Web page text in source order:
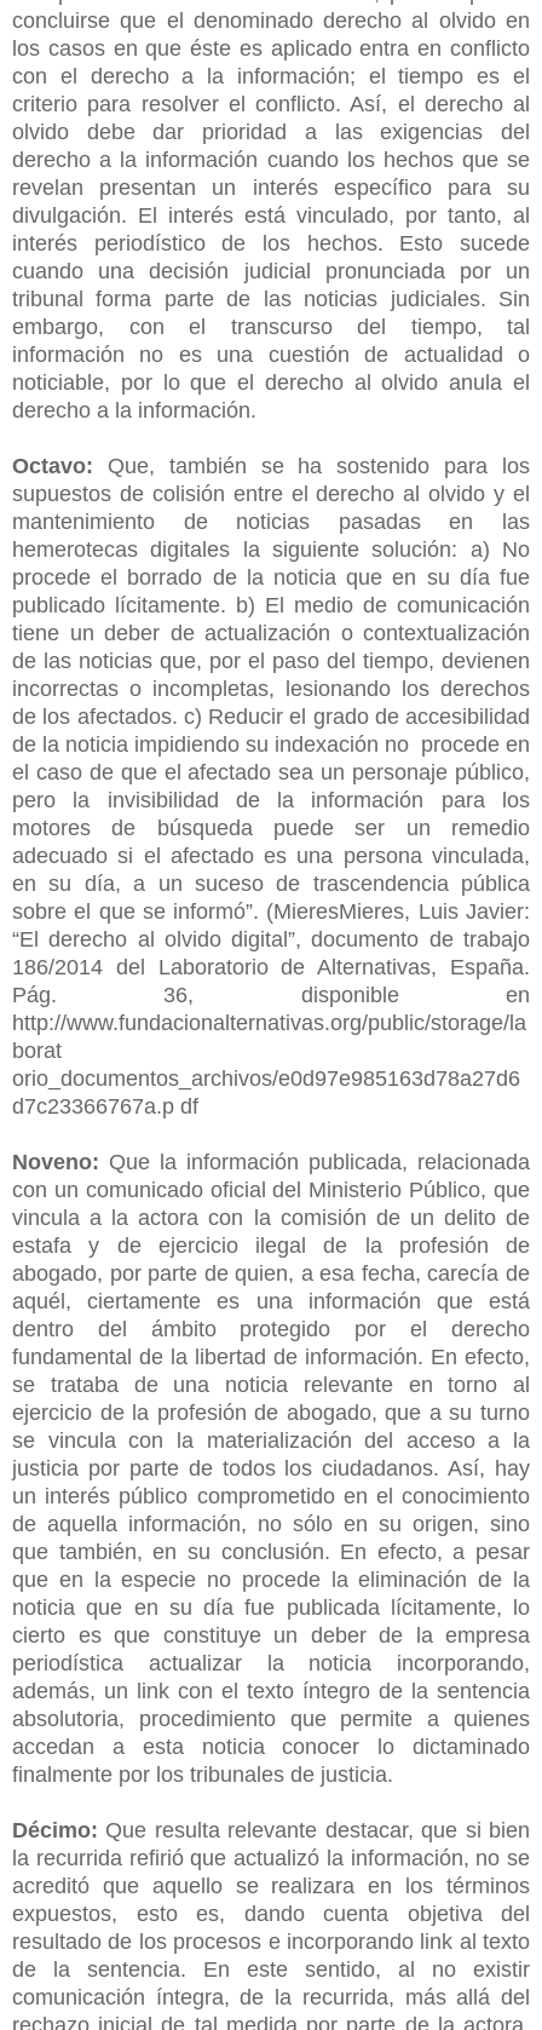
concluirse que el denominado derecho al olvido en
los casos en que éste es aplicado entra en conflicto
con el derecho a la información; el tiempo es el
criterio para resolver el conflicto. Así, el derecho al
olvido debe dar prioridad a las exigencias del
derecho a la información cuando los hechos que se
revelan presentan un interés específico para su
divulgación. El interés está vinculado, por tanto, al
interés periodístico de los hechos. Esto sucede
cuando una decisión judicial pronunciada por un
tribunal forma parte de las noticias judiciales. Sin
embargo, con el transcurso del tiempo, tal
información no es una cuestión de actualidad o
noticiable, por lo que el derecho al olvido anula el
derecho a la información.
Octavo: Que, también se ha sostenido para los
supuestos de colisión entre el derecho al olvido y el
mantenimiento de noticias pasadas en las
hemerotecas digitales la siguiente solución: a) No
procede el borrado de la noticia que en su día fue
publicado lícitamente. b) El medio de comunicación
tiene un deber de actualización o contextualización
de las noticias que, por el paso del tiempo, devienen
incorrectas o incompletas, lesionando los derechos
de los afectados. c) Reducir el grado de accesibilidad
de la noticia impidiendo su indexación no procede en
el caso de que el afectado sea un personaje público,
pero la invisibilidad de la información para los
motores de búsqueda puede ser un remedio
adecuado si el afectado es una persona vinculada,
en su día, a un suceso de trascendencia pública
sobre el que se informó”. (MieresMieres, Luis Javier:
“El derecho al olvido digital”, documento de trabajo
186/2014 del Laboratorio de Alternativas, España.
Pág. 36, disponible en
http://www.fundacionalternativas.org/public/storage/la
borat
orio_documentos_archivos/e0d97e985163d78a27d6
d7c23366767a.p df
Noveno: Que la información publicada, relacionada
con un comunicado oficial del Ministerio Público, que
vincula a la actora con la comisión de un delito de
estafa y de ejercicio ilegal de la profesión de
abogado, por parte de quien, a esa fecha, carecía de
aquél, ciertamente es una información que está
dentro del ámbito protegido por el derecho
fundamental de la libertad de información. En efecto,
se trataba de una noticia relevante en torno al
ejercicio de la profesión de abogado, que a su turno
se vincula con la materialización del acceso a la
justicia por parte de todos los ciudadanos. Así, hay
un interés público comprometido en el conocimiento
de aquella información, no sólo en su origen, sino
que también, en su conclusión. En efecto, a pesar
que en la especie no procede la eliminación de la
noticia que en su día fue publicada lícitamente, lo
cierto es que constituye un deber de la empresa
periodística actualizar la noticia incorporando,
además, un link con el texto íntegro de la sentencia
absolutoria, procedimiento que permite a quienes
accedan a esta noticia conocer lo dictaminado
finalmente por los tribunales de justicia.
Décimo: Que resulta relevante destacar, que si bien
la recurrida refirió que actualizó la información, no se
acreditó que aquello se realizara en los términos
expuestos, esto es, dando cuenta objetiva del
resultado de los procesos e incorporando link al texto
de la sentencia. En este sentido, al no existir
comunicación íntegra, de la recurrida, más allá del
rechazo inicial de tal medida por parte de la actora,